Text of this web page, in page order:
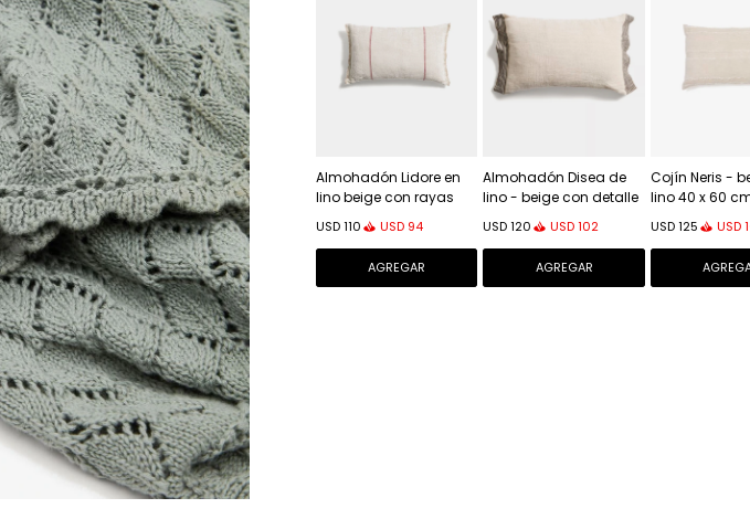
Almohadón Lidore en
lino beige con rayas
rojas en contraste 30 x
50 cm
USD110 USD 94
Almohadón Disea de
lino - beige con detalle
de rayas negras, 40 x
60 cm
USD 120 USD 102
Cojín Neris -
lino 40 x 60
USD125 USD